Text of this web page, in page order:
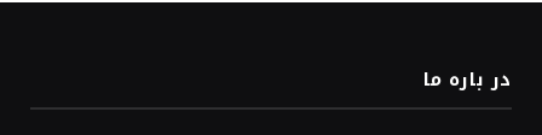
در باره ما